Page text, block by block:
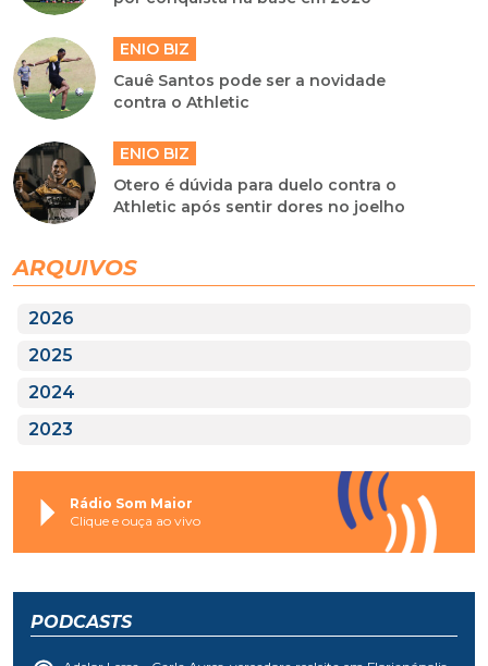
ENIO BIZ
Cauê Santos pode ser a novidade
contra o Athletic
ENIO BIZ
Otero é dúvida para duelo contra o
Athletic após sentir dores no joelho
ARQUIVOS
2026
2025
2024
2023
Rádio Som Maior
Clique e ouça ao vivo
PODCASTS